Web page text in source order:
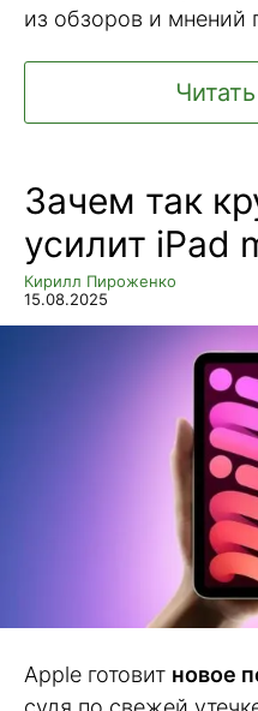
из обзоров и мнений
Зачем так
усилит iPad
Кирилл Пироженко
15.08.2025
Apple готовит новое